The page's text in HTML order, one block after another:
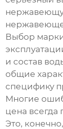
Выбор
и состав
общие
специфику
Многие
цена всегда
Это,